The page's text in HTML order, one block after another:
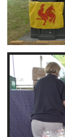
Branding
ARMCHAIR